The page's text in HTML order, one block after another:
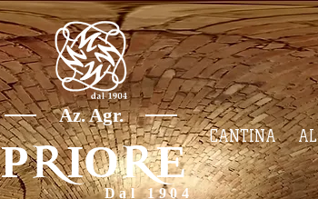
CANTINA
Az. Agr.
PRIORE
Dal 1904